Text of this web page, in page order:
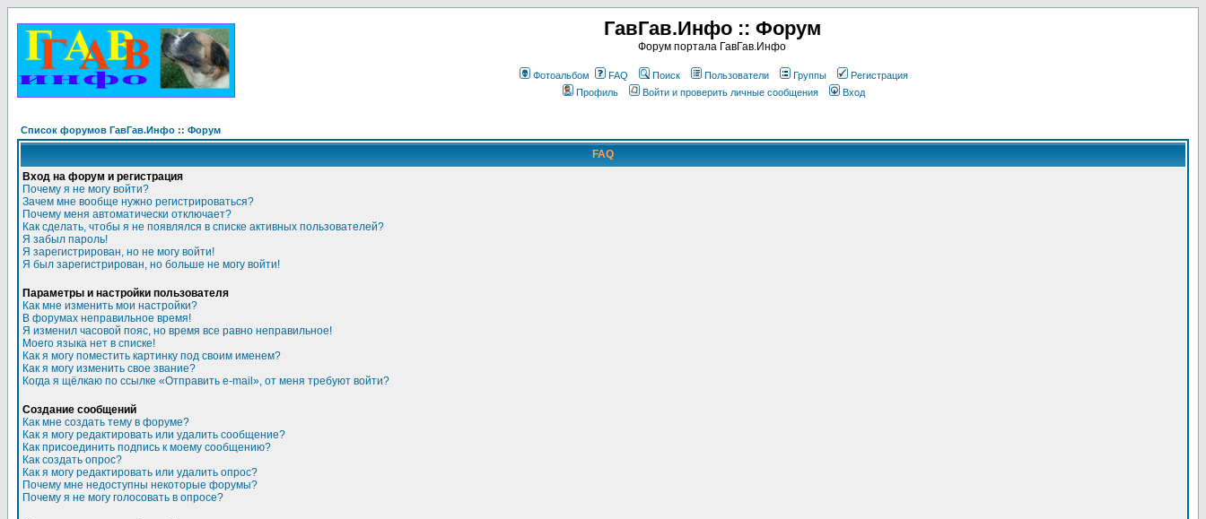
ГавГав.Инфо :: Форум
Форум портала ГавГав.Инфо
Фотоальбом FAQ Поиск Пользователи Группы
Регистрация
Профиль
Войти и проверить личные сообщения Вход
Список форумов ГавГав.Инфо :: Форум
FAQ
Вход на форум и регистрация
Почему я не могу войти?
Зачем мне вообще нужно регистрироваться?
Почему меня автоматически отключает?
Как сделать, чтобы я не появлялся в списке активных пользователей?
Я забыл пароль!
Я зарегистрирован, но не могу войти!
Я был зарегистрирован, но больше не могу войти!
Параметры и настройки пользователя
Как мне изменить мои настройки?
В форумах неправильное время!
Я изменил часовой пояс, но время все равно неправильное!
Моего языка нет в списке!
Как я могу поместить картинку под своим именем?
Как я могу изменить свое звание?
Когда я щёлкаю по ссылке «Отправить e-mail», от меня требуют войти?
Создание сообщений
Как мне создать тему в форуме?
Как я могу редактировать или удалить сообщение?
Как присоединить подпись к моему сообщению?
Как создать опрос?
Как я могу редактировать или удалить опрос?
Почему мне недоступны некоторые форумы?
Почему я не могу голосовать в опросе?